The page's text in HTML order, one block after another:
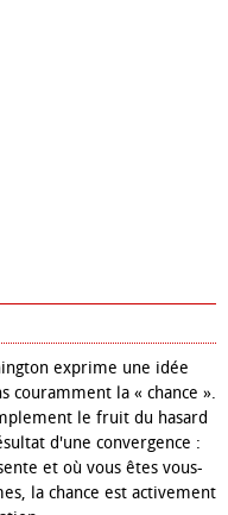
exprime une idée
couramment la « chance ».
le fruit du hasard
d'une convergence :
et où vous êtes vous-
la chance est activement